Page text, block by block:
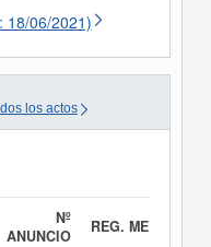
18/06/2021)
los actos
Nº
ANUNCIO
REG. MERC.